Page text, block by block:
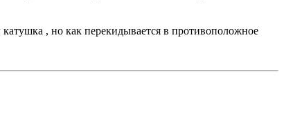
, но как перекидывается в противоположное